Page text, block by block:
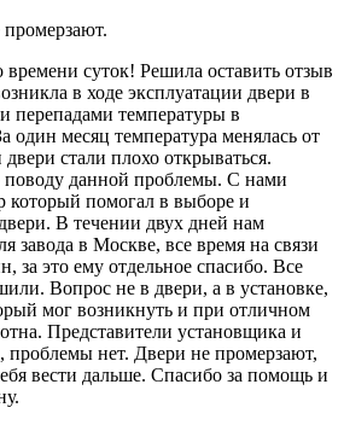
времени суток! Решила оставить отзыв
в ходе эксплуатации двери в
перепадами температуры в
один месяц температура менялась от
стали плохо открываться.
данной проблемы. С нами
который помогал в выборе и
В течении двух дней нам
завода в Москве, все время на связи
за это ему отдельное спасибо. Все
Вопрос не в двери, а в установке,
мог возникнуть и при отличном
Представители установщика и
проблемы нет. Двери не промерзают,
вести дальше. Спасибо за помощь и